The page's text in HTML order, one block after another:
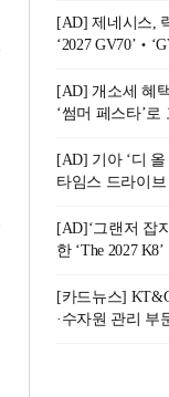
[AD] 제네시스,
‘2027
[AD] 개소세 혜
‘썸머 페스타’
[AD] 기아 ‘디
타임스 드라이
[AD]‘그랜저 잡
한 ‘The 2027 K8’
[카드뉴스]
·수자원 관리 부